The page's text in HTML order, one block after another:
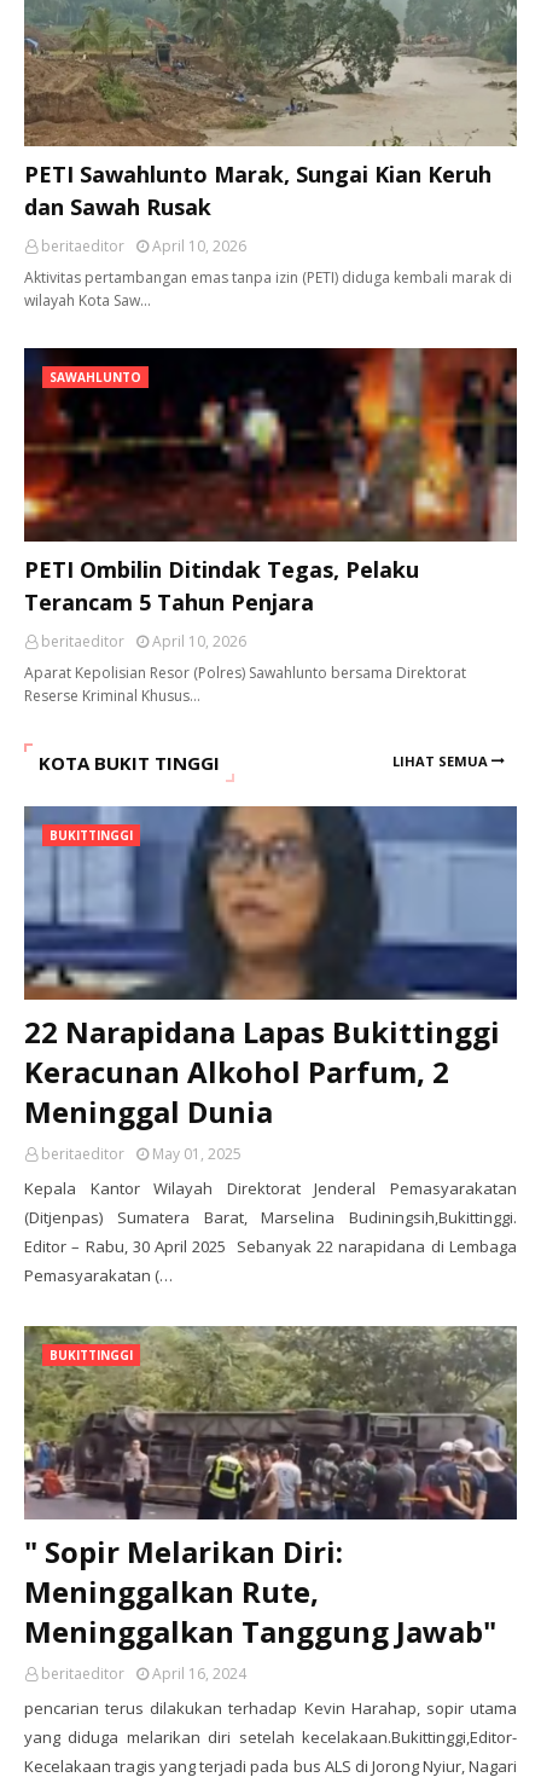
PETI Sawahlunto Marak, Sungai Kian Keruh
dan Sawah Rusak
beritaeditor
April 10, 2026
Aktivitas pertambangan emas tanpa izin (PETI) diduga kembali marak di
wilayah Kota Saw…
SAWAHLUNTO
PETI Ombilin Ditindak Tegas, Pelaku
Terancam 5 Tahun Penjara
beritaeditor
April 10, 2026
Aparat Kepolisian Resor (Polres) Sawahlunto bersama Direktorat
Reserse Kriminal Khusus…
KOTA BUKIT TINGGI LIHAT SEMUA
BUKITTINGGI
22 Narapidana Lapas Bukittinggi
Keracunan Alkohol Parfum, 2
Meninggal Dunia
beritaeditor May 01, 2025
Kepala Kantor Wilayah Direktorat Jenderal Pemasyarakatan
(Ditjenpas) Sumatera Barat, Marselina Budiningsih,Bukittinggi.
Editor – Rabu, 30 April 2025 Sebanyak 22 narapidana di Lembaga
Pemasyarakatan (…
BUKITTINGGI
" Sopir Melarikan Diri:
Meninggalkan Rute,
Meninggalkan Tanggung Jawab"
beritaeditor April 16, 2024
pencarian terus dilakukan terhadap Kevin Harahap, sopir utama
yang diduga melarikan diri setelah kecelakaan.Bukittinggi,Editor-
Kecelakaan tragis yang terjadi pada bus ALS di Jorong Nyiur, Nagari